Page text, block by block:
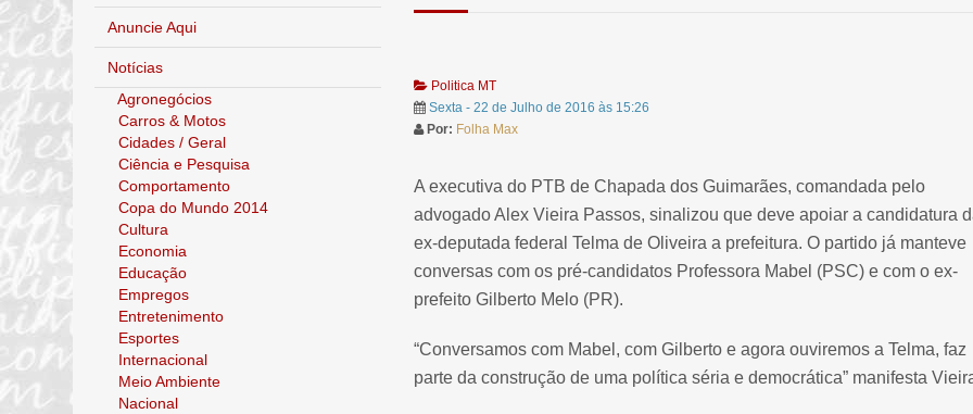
Politica MT
Sexta - 22 de Julho de 2016 às 15:26
Por: Folha Max
A executiva do PTB de Chapada dos Guimarães, comandada pelo
advogado Alex Vieira Passos, sinalizou que deve apoiar a candidatura
ex-deputada federal Telma de Oliveira a prefeitura. O partido já manteve
conversas com os pré-candidatos Professora Mabel (PSC) e com o ex-
prefeito Gilberto Melo (PR).
“Conversamos com Mabel, com Gilberto e agora ouviremos a Telma, faz
parte da construção de uma política séria e democrática” manifesta
Anuncie Aqui
Notícias
Agronegócios
Carros & Motos
Cidades / Geral
Ciência e Pesquisa
Comportamento
Copa do Mundo 2014
Cultura
Economia
Educação
Empregos
Entretenimento
Esportes
Internacional
Meio Ambiente
Nacional